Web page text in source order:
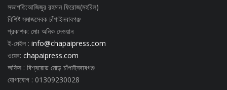
খেলাধুলা
অপরাধ
রাজনীতি
সভাপতি:আজিজুর রহমান ফিরোজ(মহরিল)
বিশিষ্ট সমাজসেবক চাঁপাইনবাবগঞ্জ
প্রকাশক: মোঃ অনিক দেওয়ান
ই-মেইল : info@chapaipress.com
ওয়েব: chapaipress.com
অফিস : বিশ্বরোড মোড় চাঁপাইনবাবগঞ্জ
যোগাযোগ : 01309230028